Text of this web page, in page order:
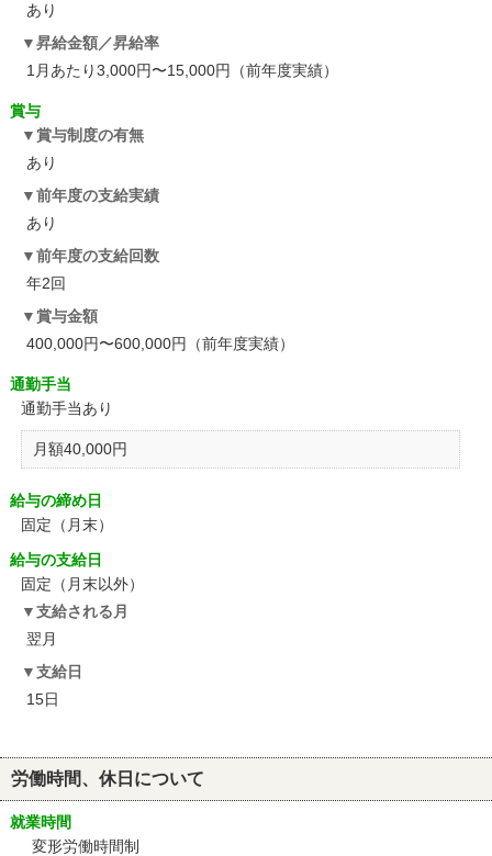
あり
昇給金額／昇給率
1月あたり3,000円〜15,000円（前年度実績）
賞与
賞与制度の有無
あり
前年度の支給実績
あり
前年度の支給回数
年2回
賞与金額
400,000円〜600,000円（前年度実績）
通勤手当
通勤手当あり
月額40,000円
給与の締め日
固定（月末）
給与の支給日
固定（月末以外）
支給される月
翌月
支給日
15日
労働時間、休日について
就業時間
変形労働時間制